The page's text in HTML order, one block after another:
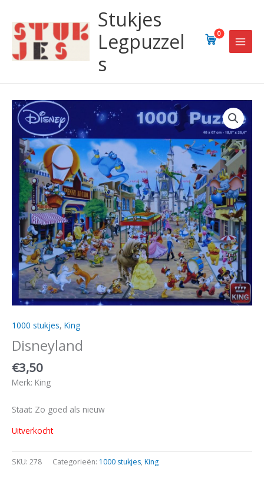
inhoud
Stukjes
Legpuzzel
s
0
1000 stukjes, King
Disneyland
€3,50
Merk: King
Staat: Zo goed als nieuw
Uitverkocht
SKU: 278 Categorieën: 1000 stukjes, King